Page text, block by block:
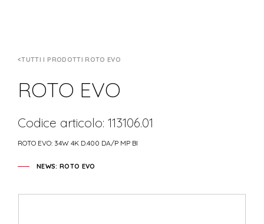
TUTTI I PRODOTTI ROTO EVO
ROTO EVO
Codice articolo: 113106.01
ROTO EVO: 34W 4K D.400 DA/P MP BI
NEWS: ROTO EVO